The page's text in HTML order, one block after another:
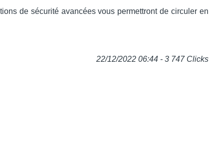
de sécurité avancées vous permettront de circuler en
22/12/2022 06:44 - 3 747 Clicks